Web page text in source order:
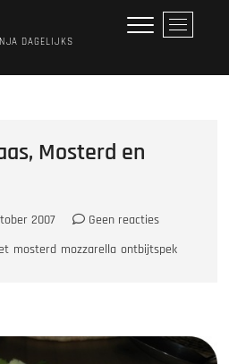
DAGELIJKS
M
e
Mosterd en
2007
Geen reacties
mosterd mozzarella ontbijtspek